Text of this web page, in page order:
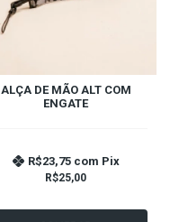
ALÇA DE MÃO ALT COM
ENGATE
R$25,00
R$23,75 com Pix